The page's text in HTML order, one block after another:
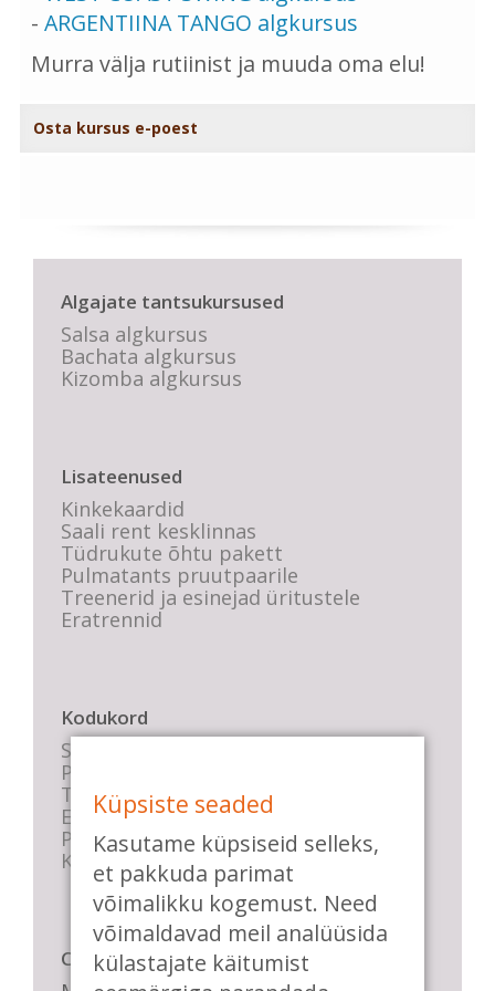
- ARGENTIINA TANGO algkursus
Murra välja rutiinist ja muuda oma elu!
Osta kursus e-poest
Algajate tantsukursused
Salsa algkursus
Bachata algkursus
Kizomba algkursus
Lisateenused
Kinkekaardid
Saali rent kesklinnas
Tüdrukute õhtu pakett
Pulmatants pruutpaarile
Treenerid ja esinejad üritustele
Eratrennid
Kodukord
Stuudio sisekord
Privaatsustingimused
Tasemete kirjeldused
E-poe tingimused
Parkimise info
KKK
Casa de Baile
Küpsiste seaded
Kasutame küpsiseid selleks,
et pakkuda parimat
võimalikku kogemust. Need
võimaldavad meil analüüsida
külastajate käitumist